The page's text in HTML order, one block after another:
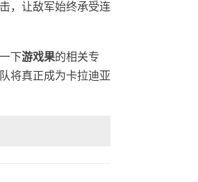
，让敌军始终承受连
下游戏果的相关专
将真正成为卡拉迪亚